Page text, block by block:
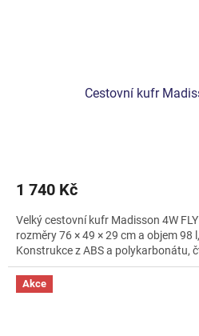
Cestovní kufr
1 740 Kč
Velký cestovní kufr Madisson 4W
rozměry 76 × 49 × 29 cm a objem 98
Konstrukce z ABS a polykarbonátu,
Akce